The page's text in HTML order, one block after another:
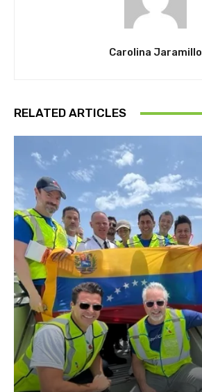
Carolina Jaramillo
RELATED ARTICLES